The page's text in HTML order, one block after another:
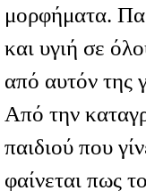
μορφήματα.
και υγιή σε
από αυτόν της
Από την
παιδιού που
φαίνεται πως